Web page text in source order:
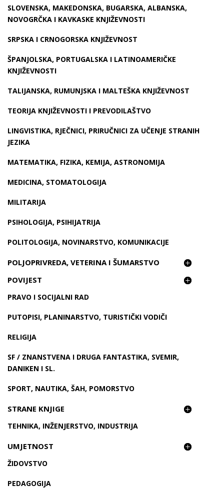
SLOVENSKA, MAKEDONSKA, BUGARSKA, ALBANSKA,
NOVOGRČKA I KAVKASKE KNJIŽEVNOSTI
SRPSKA I CRNOGORSKA KNJIŽEVNOST
ŠPANJOLSKA, PORTUGALSKA I LATINOAMERIČKE
KNJIŽEVNOSTI
TALIJANSKA, RUMUNJSKA I MALTEŠKA KNJIŽEVNOST
TEORIJA KNJIŽEVNOSTI I PREVODILAŠTVO
LINGVISTIKA, RJEČNICI, PRIRUČNICI ZA UČENJE STRANIH
JEZIKA
MATEMATIKA, FIZIKA, KEMIJA, ASTRONOMIJA
MEDICINA, STOMATOLOGIJA
MILITARIJA
PSIHOLOGIJA, PSIHIJATRIJA
POLITOLOGIJA, NOVINARSTVO, KOMUNIKACIJE
POLJOPRIVREDA, VETERINA I ŠUMARSTVO
POVIJEST
PRAVO I SOCIJALNI RAD
PUTOPISI, PLANINARSTVO, TURISTIČKI VODIČI
RELIGIJA
SF / ZNANSTVENA I DRUGA FANTASTIKA, SVEMIR,
DANIKEN I SL.
SPORT, NAUTIKA, ŠAH, POMORSTVO
STRANE KNJIGE
TEHNIKA, INŽENJERSTVO, INDUSTRIJA
UMJETNOST
ŽIDOVSTVO
PEDAGOGIJA